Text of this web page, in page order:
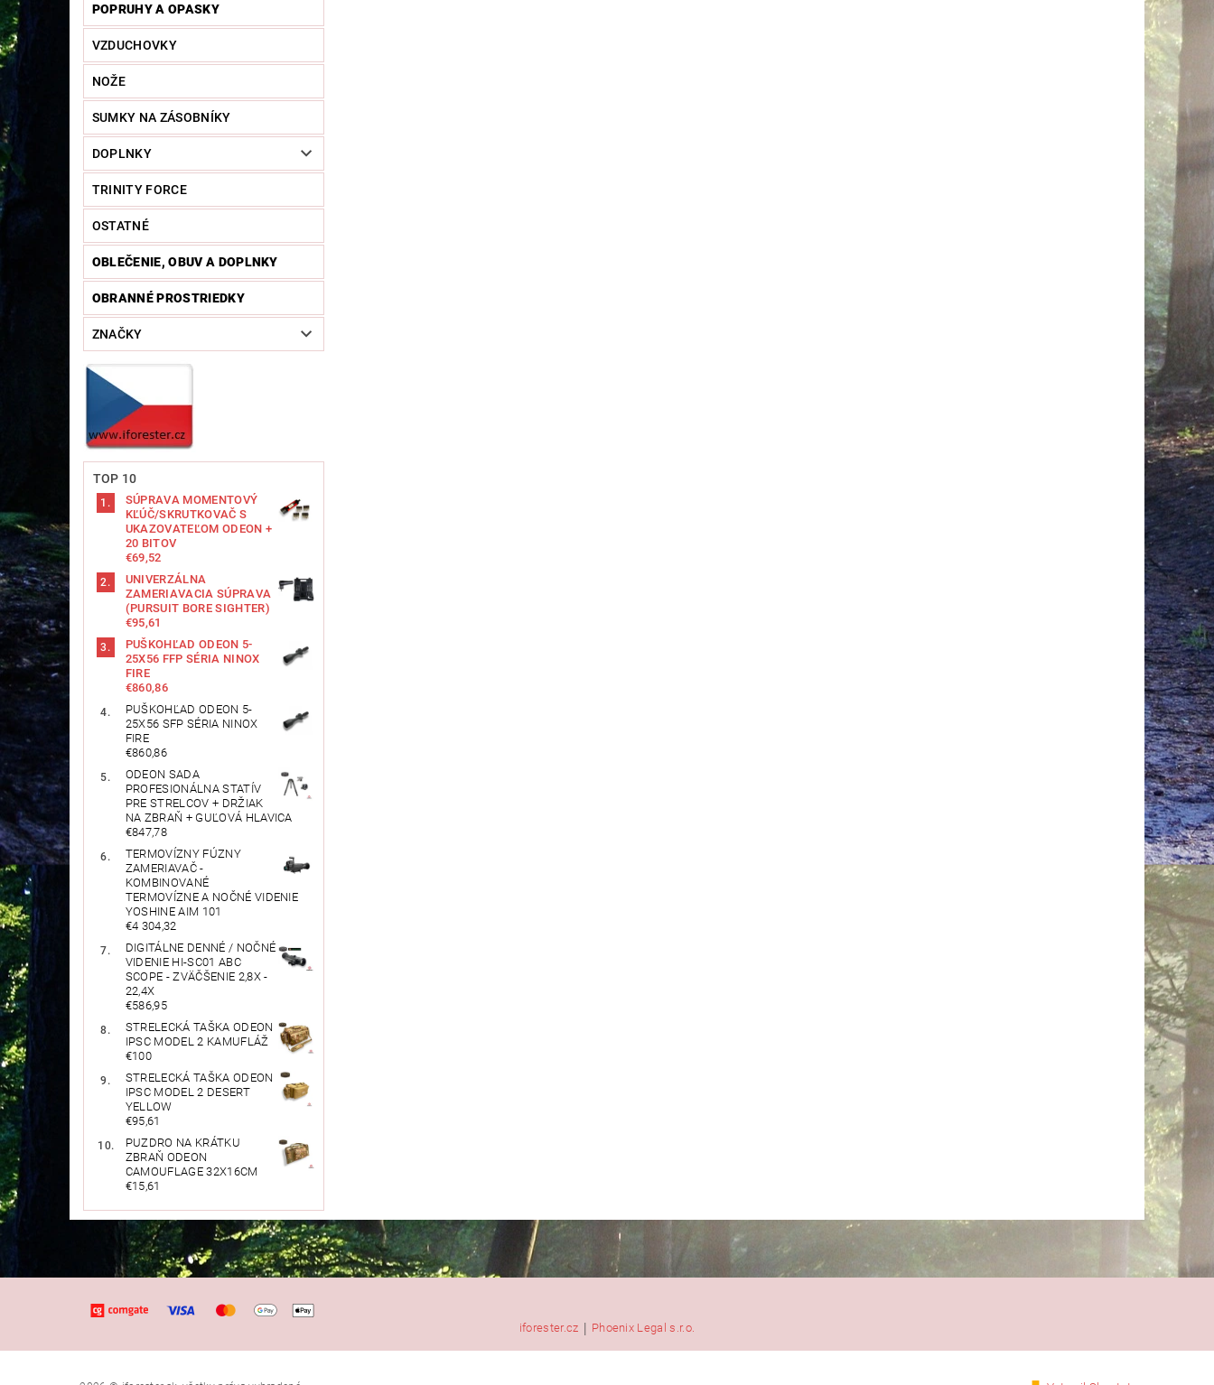
POPRUHY A OPASKY
VZDUCHOVKY
NOŽE
SUMKY NA ZÁSOBNÍKY
DOPLNKY
TRINITY FORCE
OSTATNÉ
OBLEČENIE, OBUV A DOPLNKY
OBRANNÉ PROSTRIEDKY
ZNAČKY
TOP 10
SÚPRAVA MOMENTOVÝ
KĽÚČ/SKRUTKOVAČ S
UKAZOVATEĽOM ODEON +
20 BITOV
€69,52
UNIVERZÁLNA
ZAMERIAVACIA SÚPRAVA
(PURSUIT BORE SIGHTER)
€95,61
PUŠKOHĽAD ODEON 5-
25X56 FFP SÉRIA NINOX
FIRE
€860,86
PUŠKOHĽAD ODEON 5-
25X56 SFP SÉRIA NINOX
FIRE
€860,86
ODEON SADA
PROFESIONÁLNA STATÍV
PRE STRELCOV + DRŽIAK
NA ZBRAŇ + GUĽOVÁ HLAVICA
€847,78
TERMOVÍZNY FÚZNY
ZAMERIAVAČ -
KOMBINOVANÉ
TERMOVÍZNE A NOČNÉ VIDENIE
YOSHINE AIM 101
€4 304,32
DIGITÁLNE DENNÉ / NOČNÉ
VIDENIE HI-SC01 ABC
SCOPE - ZVÄČŠENIE 2,8X -
22,4X
€586,95
STRELECKÁ TAŠKA ODEON
IPSC MODEL 2 KAMUFLÁŽ
€100
STRELECKÁ TAŠKA ODEON
IPSC MODEL 2 DESERT
YELLOW
€95,61
PUZDRO NA KRÁTKU
ZBRAŇ ODEON
CAMOUFLAGE 32X16CM
€15,61
iforester.cz | Phoenix Legal s.r.o.